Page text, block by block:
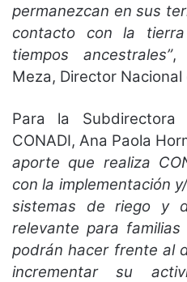
permanezcan en sus
contacto con la
tiempos ancestrales”,
Meza, Director Nacional
Para la
CONADI, Ana Paola
aporte que realiza
con la implementación
sistemas de riego y
relevante para
podrán hacer frente al
incrementar su